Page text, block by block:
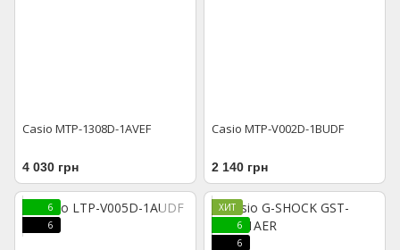
Casio MTP-1308D-1AVEF
4 030 грн
Casio MTP-V002D-1BUDF
2 140 грн
6
6
ХИТ
6
6